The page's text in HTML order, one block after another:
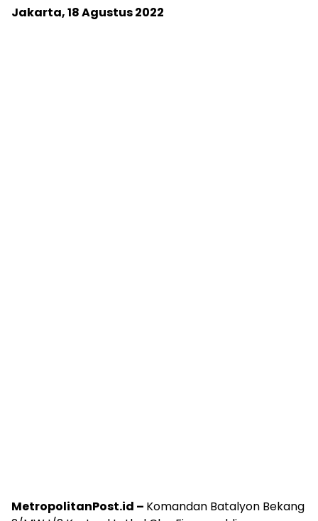
Jakarta, 18 Agustus 2022
MetropolitanPost.id – Komandan Batalyon Bekang